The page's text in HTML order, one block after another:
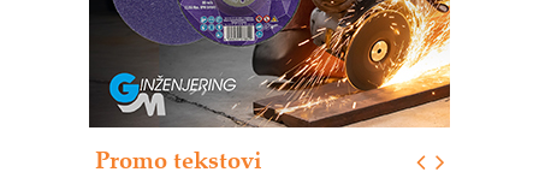
Promo tekstovi
Sigurnije ispitivanje transformatora u
solarnim elektranama i vetroparkovima
Pranje točkova na gradilištu- standard
modernog i odgovornog građenja
mrežnog pretvarača sa tečnim